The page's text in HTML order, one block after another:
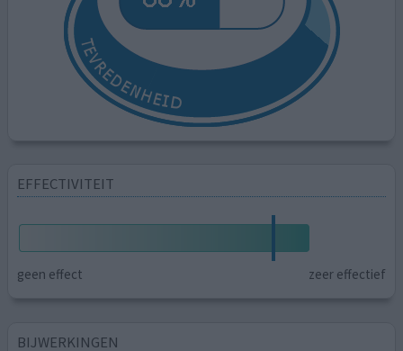
EFFECTIVITEIT
geen effect zeer effectief
BIJWERKINGEN